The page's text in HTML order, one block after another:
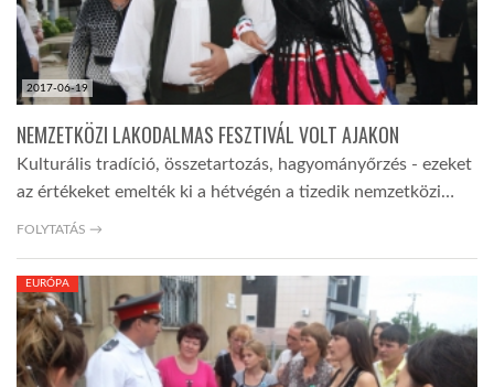
A VILÁG ITTHON
GLOBOTV BP
HÍR3D
2017-06-19
NEMZETKÖZI LAKODALMAS FESZTIVÁL VOLT AJAKON
Kulturális tradíció, összetartozás, hagyományőrzés - ezeket
az értékeket emelték ki a hétvégén a tizedik nemzetközi…
FOLYTATÁS →
EURÓPA